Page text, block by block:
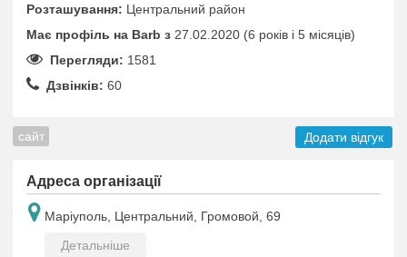
Розташування: Центральний район
Має профіль на Barb з 27.02.2020 (6 років i 5 місяців)
Перегляди: 1581
Дзвінків: 60
сайт Додати відгук
Адреса організації
Маріуполь, Центральний, Громовой, 69
Детальніше